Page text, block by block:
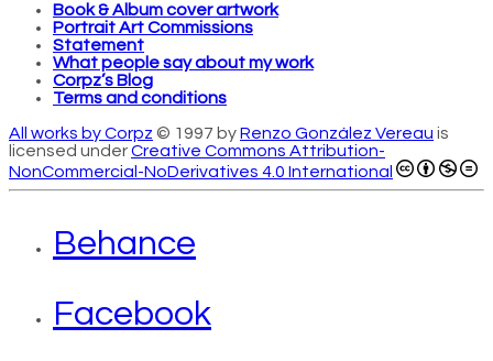
Book & Album cover artwork
Portrait Art Commissions
Statement
What people say about my work
Corpz’s Blog
Terms and conditions
All works by Corpz © 1997 byRenzo González Vereau is
licensed underCreative Commons Attribution-
NonCommercial-NoDerivatives 4.0 International
Behance
Facebook